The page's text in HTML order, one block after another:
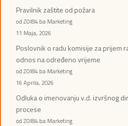
Pravilnik zaštite od požara
od ZOI84.ba Marketing
11 Maja, 2026
Poslovnik o radu komisije za prijem
odnos na određeno vrijeme
od ZOI84.ba Marketing
16 Aprila, 2026
Odluka o imenovanju v.d. izvršnog
procese
od ZOI84.ba Marketing